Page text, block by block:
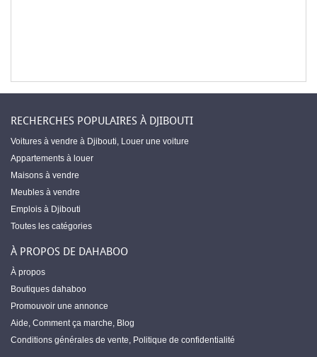
RECHERCHES POPULAIRES À DJIBOUTI
Voitures à vendre à Djibouti, Louer une voiture
Appartements à louer
Maisons à vendre
Meubles à vendre
Emplois à Djibouti
Toutes les catégories
À PROPOS DE DAHABOO
À propos
Boutiques dahaboo
Promouvoir une annonce
Aide, Comment ça marche, Blog
Conditions générales de vente, Politique de confidentialité